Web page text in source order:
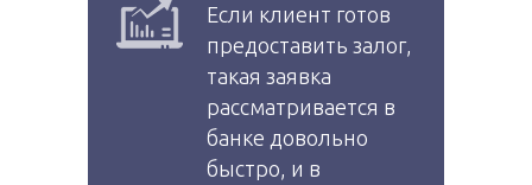
Если клиент готов
предоставить залог,
такая заявка
рассматривается в
банке довольно
быстро, и в